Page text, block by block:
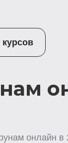
курсов
онлайн в